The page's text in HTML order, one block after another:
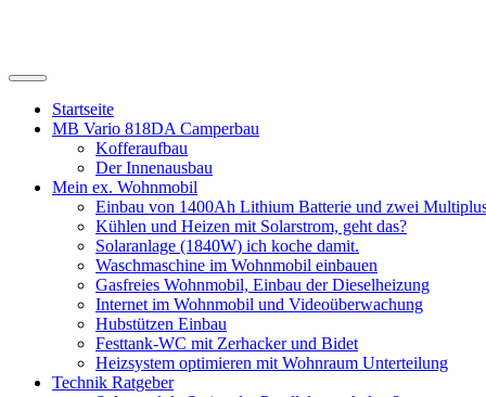
Suchfeld
ein-/ausblenden
Startseite
MB Vario 818DA Camperbau
Kofferaufbau
Der Innenausbau
Mein ex. Wohnmobil
Einbau von 1400Ah Lithium Batterie und zwei
Kühlen und Heizen mit Solarstrom, geht das?
Solaranlage (1840W) ich koche damit.
Waschmaschine im Wohnmobil einbauen
Gasfreies Wohnmobil, Einbau der Dieselheizung
Internet im Wohnmobil und Videoüberwachung
Hubstützen Einbau
Festtank-WC mit Zerhacker und Bidet
Heizsystem optimieren mit Wohnraum Unterteilung
Technik Ratgeber